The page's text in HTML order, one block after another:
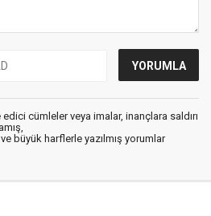
cümleler veya imalar, inançlara saldırı
büyük harflerle yazılmış yorumlar